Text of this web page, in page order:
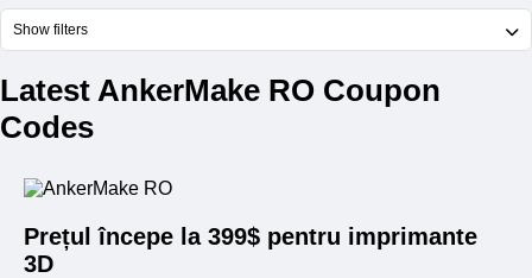
Show filters
Latest AnkerMake RO Coupon
Codes
Prețul începe la 399$ pentru imprimante
3D